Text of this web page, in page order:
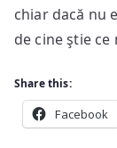
chiar dacă nu
de cine ştie
Share this:
Facebook